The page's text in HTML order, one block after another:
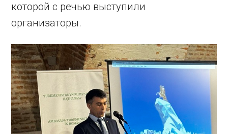
которой с речью выступили
организаторы.